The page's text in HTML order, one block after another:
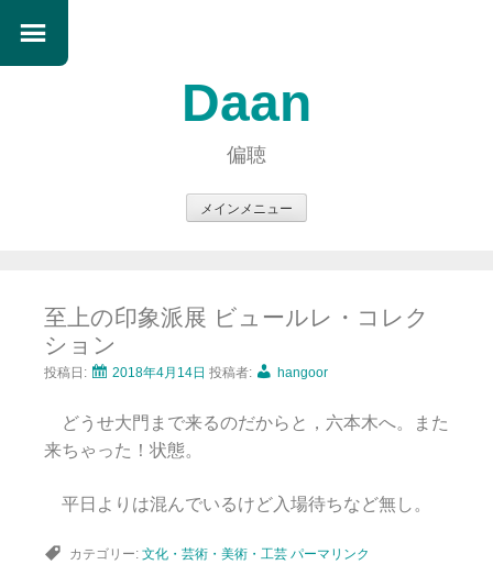
Daan
偏聴
メインメニュー
ン
ツ
へ
キ
ッ
至上の印象派展 ビュールレ・コレク
ション
投稿日: 2018年4月14日 投稿者: hangoor
どうせ大門まで来るのだからと，六本木へ。また
来ちゃった！状態。
平日よりは混んでいるけど入場待ちなど無し。
カテゴリー: 文化・芸術・美術・工芸 パーマリンク